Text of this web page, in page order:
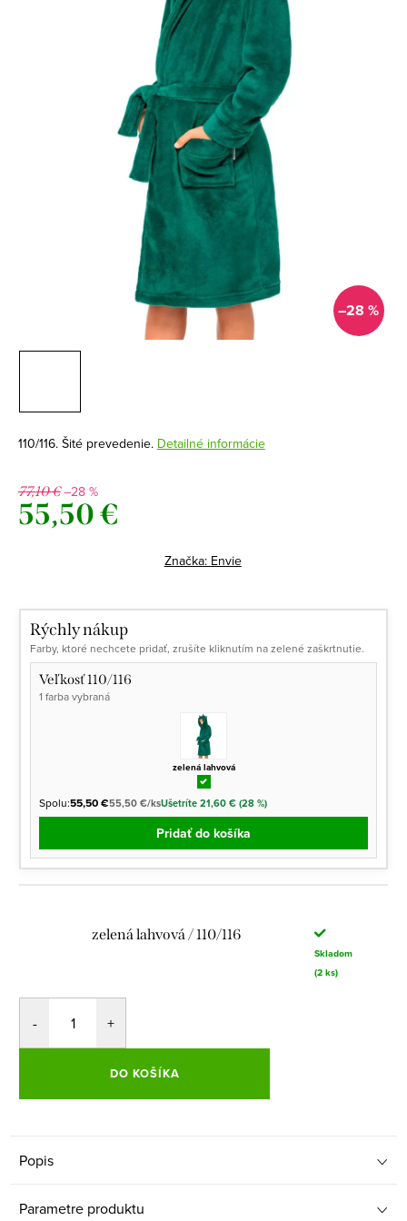
–28 %
110/116. Šité prevedenie. Detailné informácie
77,10 €–28 %
55,50 €
Značka: Envie
Rýchly nákup
Farby, ktoré nechcete pridať, zrušíte kliknutím na zelené zaškrtnutie.
Veľkosť 110/116
1 farba vybraná
zelená lahvová
Spolu:55,50 €55,50 €/ksUšetríte 21,60 € (28 %)
Pridať do košíka
zelená lahvová / 110/116
Skladom
(2 ks)
DO KOŠÍKA
Popis
Parametre produktu